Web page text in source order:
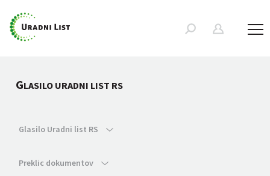
GLASILO URADNI LIST RS
Glasilo Uradni list RS
Preklic dokumentov